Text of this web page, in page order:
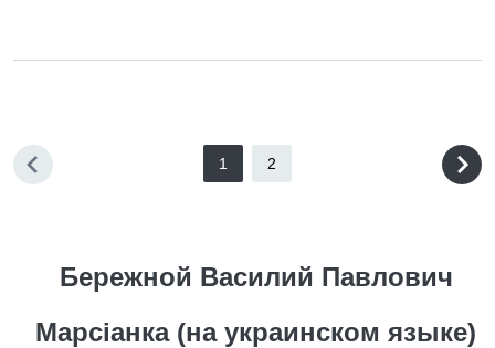
1 2
Бережной Василий Павлович
Марсiанка (на украинском языке)